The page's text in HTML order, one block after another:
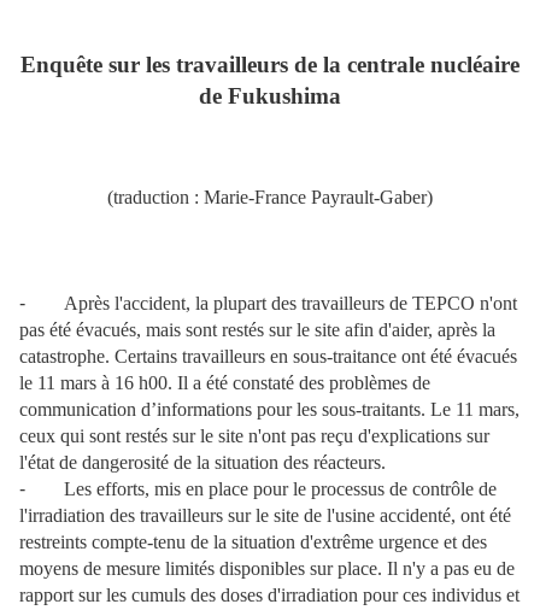
Enquête sur les travailleurs de la centrale nucléaire
de Fukushima
(traduction : Marie-France Payrault-Gaber)
-
Après l'accident, la plupart des travailleurs de TEPCO n'ont
pas été évacués, mais sont restés sur le site afin d'aider, après la
catastrophe. Certains travailleurs en sous-traitance ont été évacués
le 11 mars à 16 h00. Il a été constaté des problèmes de
communication d’informations pour les sous-traitants. Le 11 mars,
ceux qui sont restés sur le site n'ont pas reçu d'explications sur
l'état de dangerosité de la situation des réacteurs.
-
Les efforts, mis en place pour le processus de contrôle de
l'irradiation des travailleurs sur le site de l'usine accidenté, ont été
restreints compte-tenu de la situation d'extrême urgence et des
moyens de mesure limités disponibles sur place. Il n'y a pas eu de
rapport sur les cumuls des doses d'irradiation pour ces individus et